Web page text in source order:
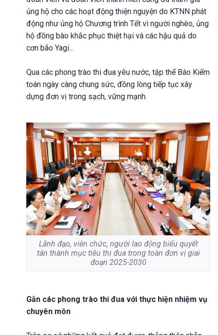
ủng hộ cho các hoạt động thiện nguyện do KTNN phát
động như ủng hộ Chương trình Tết vì người nghèo, ủng
hộ đồng bào khắc phục thiệt hại và các hậu quả do
cơn bão Yagi...
Qua các phong trào thi đua yêu nước, tập thể Báo Kiểm
toán ngày càng chung sức, đồng lòng tiếp tục xây
dựng đơn vị trong sạch, vững mạnh.
Lãnh đạo, viên chức, người lao động biểu quyết
tán thành mục tiêu thi đua trong toàn đơn vị giai
đoạn 2025-2030
Gắn các phong trào thi đua với thực hiện nhiệm vụ
chuyên môn